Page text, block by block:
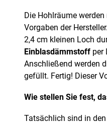
Die Hohlräume
Vorgaben der
2,4 cm kleinen Loch
Einblasdämmstoff per
Anschließend werden
gefüllt. Fertig! Dieser
Wie stellen Sie fest,
Tatsächlich sind in